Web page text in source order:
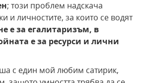
; този проблем надскача
и личностите, за които се водят
е за егалитаризъм, в
е за ресурси и лични
с един мой любим сатирик,